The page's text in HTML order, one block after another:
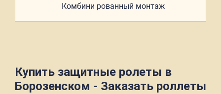
Комбини рованный монтаж
Купить защитные ролеты в
Борозенском - Заказать роллеты